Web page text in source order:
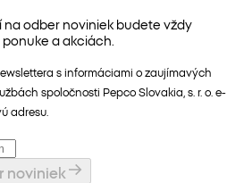
na odber noviniek budete vždy
a akciách.
s informáciami o zaujímavých
spoločnosti Pepco Slovakia, s. r. o. e-
adresu.
noviniek